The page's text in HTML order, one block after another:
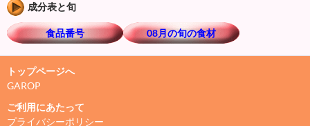
成分表と旬
食品番号 08月の旬の食材
トップページへ
GAROP
ご利用にあたって
プライバシーポリシー